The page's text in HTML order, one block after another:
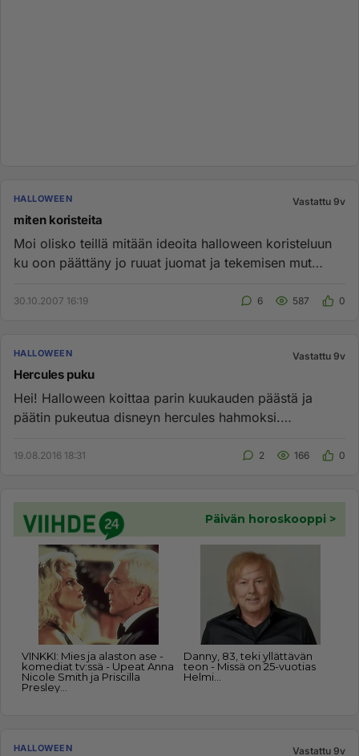
HALLOWEEN Vastattu 9v
miten koristeita
Moi olisko teillä mitään ideoita halloween koristeluun
ku oon päättäny jo ruuat juomat ja tekemisen mut
30.10.2007 16:19 6 587 0
HALLOWEEN Vastattu 9v
Hercules puku
Hei! Halloween koittaa parin kuukauden päästä ja
päätin pukeutua disneyn hercules hahmoksi.
19.08.2016 18:31 2 166 0
HALLOWEEN Vastattu 9v